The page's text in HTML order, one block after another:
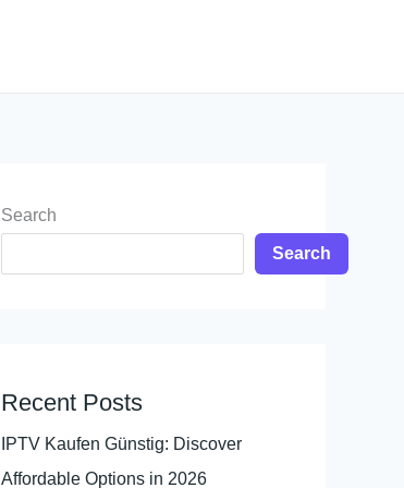
Search
Search
Recent Posts
IPTV Kaufen Günstig: Discover
Affordable Options in 2026